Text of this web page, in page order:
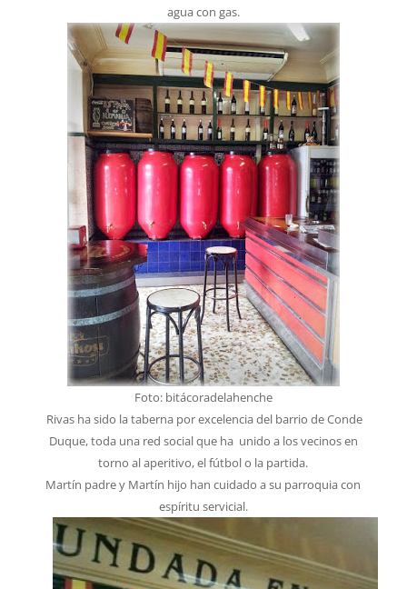
agua con gas.
Foto: bitácoradelahenche
Rivas ha sido la taberna por excelencia del barrio de Conde
Duque, toda una red social que ha unido a los vecinos en
torno al aperitivo, el fútbol o la partida.
Martín padre y Martín hijo han cuidado a su parroquia con
espíritu servicial.